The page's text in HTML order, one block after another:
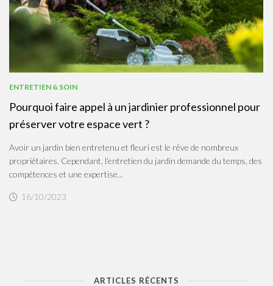
ENTRETIEN & SOIN
Pourquoi faire appel à un jardinier professionnel pour
préserver votre espace vert ?
Avoir un jardin bien entretenu et fleuri est le rêve de nombreux
propriétaires. Cependant, l’entretien du jardin demande du temps, des
compétences et une expertise...
16/10/2023
ARTICLES RÉCENTS